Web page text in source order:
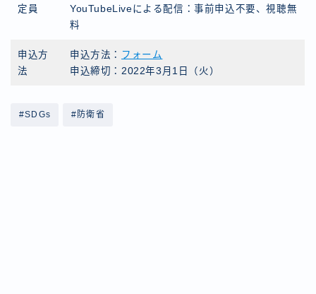
定員
YouTubeLiveによる配信：事前申込不要、視聴無
料
申込方
法
申込方法： フォーム
申込締切：2022年3月1日（火）
#SDGs #防衛省